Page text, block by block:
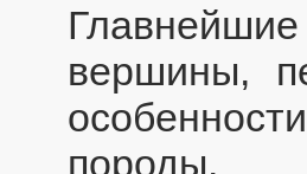
вершины,
породы.